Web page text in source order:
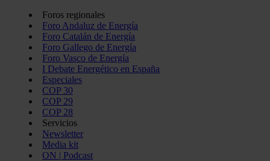
Foros regionales
Foro Andaluz de Energía
Foro Catalán de Energía
Foro Gallego de Energía
Foro Vasco de Energía
I Debate Energético en España
Especiales
COP 30
COP 29
COP 28
Servicios
Newsletter
Media kit
ON | Podcast